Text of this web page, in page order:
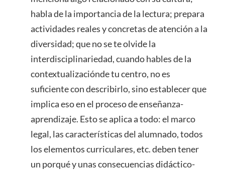
habla de la importancia de la lectura; prepara
actividades reales y concretas de atención a la
diversidad; que no se te olvide la
interdisciplinariedad, cuando hables de la
contextualizaciónde tu centro, no es
suficiente con describirlo, sino establecer que
implica eso en el proceso de enseñanza-
aprendizaje. Esto se aplica a todo: el marco
legal, las características del alumnado, todos
los elementos curriculares, etc. deben tener
un porqué y unas consecuencias didáctico-